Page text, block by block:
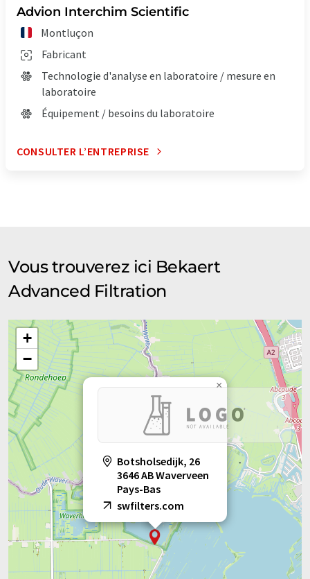
Advion Interchim Scientific
Montluçon
Fabricant
Technologie d'analyse en laboratoire / mesure en
laboratoire
Équipement / besoins du laboratoire
CONSULTER L’ENTREPRISE
Vous trouverez ici Bekaert
Advanced Filtration
Botsholsedijk, 26
3646 AB Waverveen
Pays-Bas
swfilters.com
×
+
−